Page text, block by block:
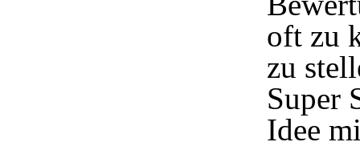
oft zu
zu
Super
Idee